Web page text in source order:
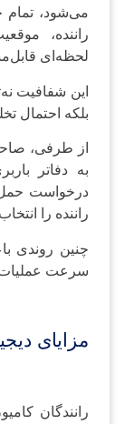
می‌شود، تمام
راننده،
لحظه‌ای
این شفافیت
بلکه احتمال
از طرفی،
به دفاتر
درخواست حمل
راننده را
چنین روندی
سرعت
مزایای
رانندگان